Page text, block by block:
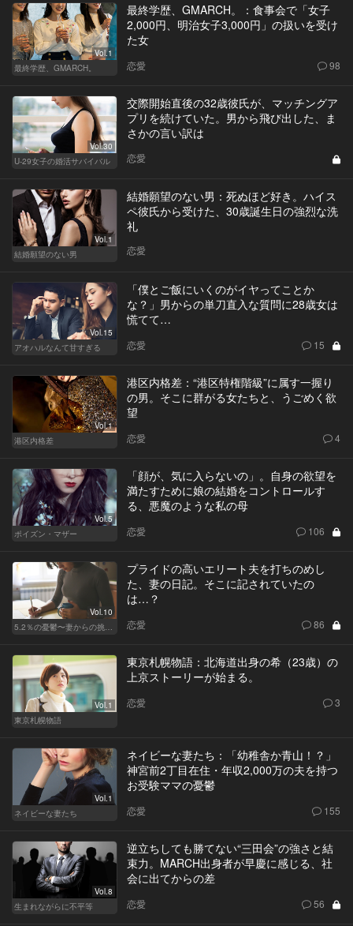
Vol.1
最終学歴、GMARCH。
最終学歴、GMARCH。：食事会で「女子
2,000円、明治女子3,000円」の扱いを受け
た女
恋愛 98
Vol.30
U-29女子の婚活サバイバル
交際開始直後の32歳彼氏が、マッチングア
プリを続けていた。男から飛び出した、ま
さかの言い訳は
恋愛
Vol.1
結婚願望のない男
結婚願望のない男：死ぬほど好き。ハイス
ペ彼氏から受けた、30歳誕生日の強烈な洗
礼
恋愛
Vol.15
アオハルなんて甘すぎる
「僕とご飯にいくのがイヤってことか
な？」男からの単刀直入な質問に28歳女は
慌てて…
恋愛 15
Vol.1
港区内格差
港区内格差：“港区特権階級”に属す一握り
の男。そこに群がる女たちと、うごめく欲
望
恋愛 4
Vol.5
ポイズン・マザー
「顔が、気に入らないの」。自身の欲望を
満たすために娘の結婚をコントロールす
る、悪魔のような私の母
恋愛 106
Vol.10
プライドの高いエリート夫を打ちのめし
た、妻の日記。そこに記されていたの
は…？
恋愛 86
Vol.1
東京札幌物語
東京札幌物語：北海道出身の希（23歳）の
上京ストーリーが始まる。
恋愛 3
Vol.1
ネイビーな妻たち
ネイビーな妻たち：「幼稚舎か青山！？」
神宮前2丁目在住・年収2,000万の夫を持つ
お受験ママの憂鬱
恋愛 155
Vol.8
生まれながらに不平等
逆立ちしても勝てない“三田会”の強さと結
束力。MARCH出身者が早慶に感じる、社
会に出てからの差
恋愛 56